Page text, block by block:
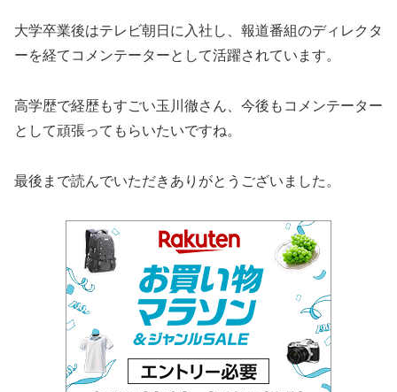
大学卒業後はテレビ朝日に入社し、報道番組のディレクタ
ーを経てコメンテーターとして活躍されています。
高学歴で経歴もすごい玉川徹さん、今後もコメンテーター
として頑張ってもらいたいですね。
最後まで読んでいただきありがとうございました。